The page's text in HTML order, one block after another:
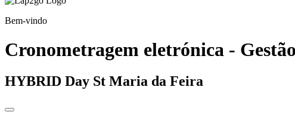
Bem-vindo
Cronometragem eletrónica -
HYBRID Day St Maria da Feira